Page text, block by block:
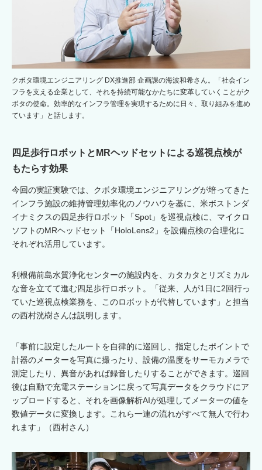
クボタ環境エンジニアリング DX推進部 企画課の海波和希さん。「社会イン
フラを支える企業として、それを持続可能なかたちに変革していくことがク
ボタの使命。効率的なインフラ管理を実現するために日々、取り組みを進め
ています」と話します。
四足歩行ロボットとMRヘッドセットによる巡視点検が
もたらす効果
今回の実証実験では、クボタ環境エンジニアリングが培ってきた
インフラ施設の維持管理効率化のノウハウを基に、米ボストンダ
イナミクスの四足歩行ロボット「Spot」を巡視点検に、マイクロ
ソフトのMRヘッドセット「HoloLens2」を設備点検の合理化に
それぞれ活用しています。
利根備前島水質浄化センターの施設内を、カタカタとリズミカル
な音を立てて進む四足歩行ロボット。「従来、人が1日に2回行っ
ていた巡視点検業務を、このロボットが代替しています」と担当
の西村洸樹さんは説明します。
「事前に設定したルートを自律的に巡回し、指定したポイントで
計器のメーターを写真に撮ったり、設備の温度をサーモカメラで
測定したり、異音があれば録音したりすることができます。巡回
後は自動で充電ステーションに戻って写真データをクラウドにア
ップロードすると、それを画像解析AIが処理してメーターの値を
数値データに変換します。これら一連の流れがすべて無人で行わ
れます」（西村さん）